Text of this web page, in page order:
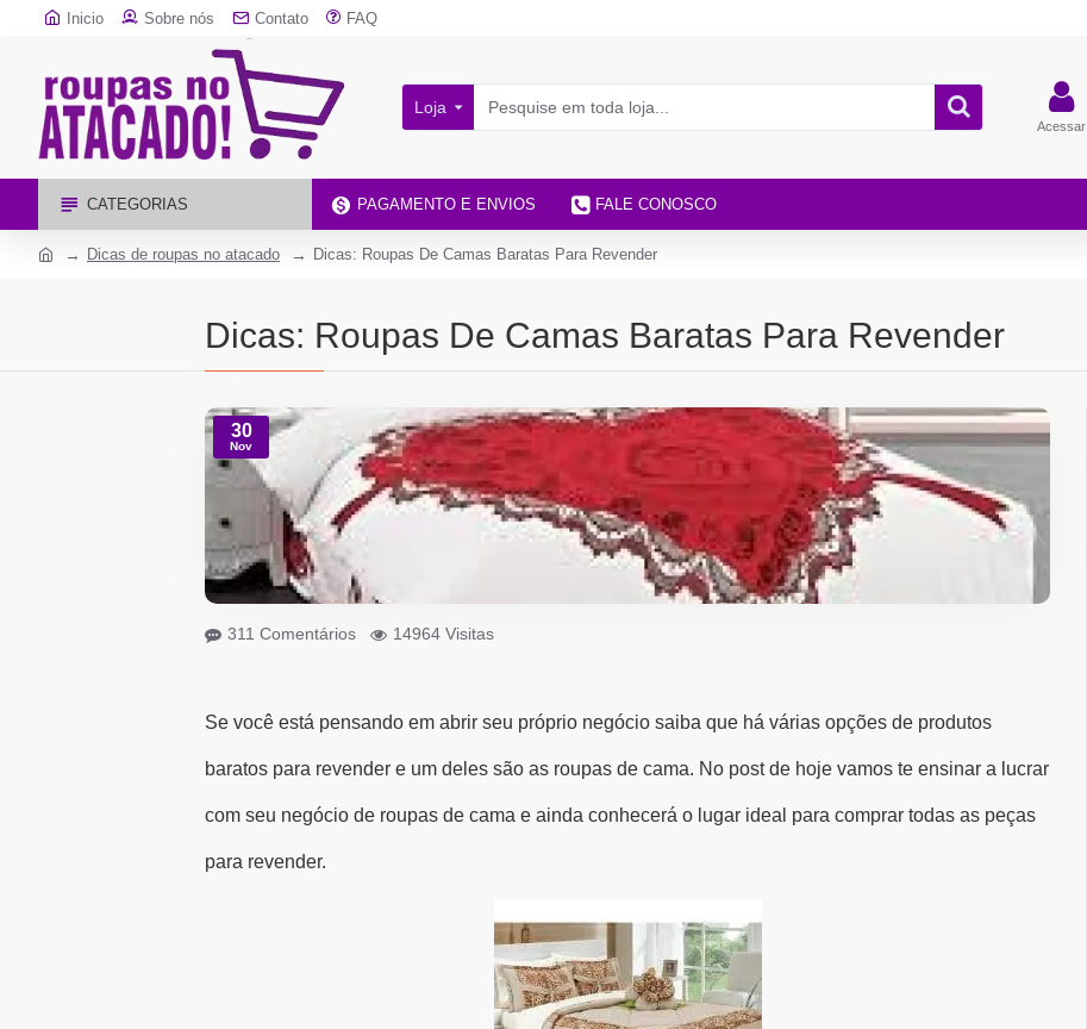
Inicio Sobre nós Contato FAQ
Loja
Acessar
CATEGORIAS PAGAMENTO E ENVIOS FALE CONOSCO
Dicas de roupas no atacado Dicas: Roupas De Camas Baratas Para Revender
Dicas: Roupas De Camas Baratas Para Revender
30
Nov
311 Comentários 14964 Visitas
Se você está pensando em abrir seu próprio negócio saiba que há várias opções de produtos
baratos para revender e um deles são as roupas de cama. No post de hoje vamos te ensinar a lucrar
com seu negócio de roupas de cama e ainda conhecerá o lugar ideal para comprar todas as peças
para revender.